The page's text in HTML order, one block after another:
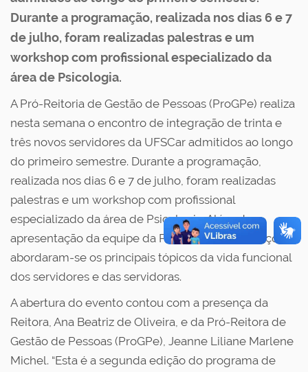
Durante a programação, realizada nos dias 6 e 7
de julho, foram realizadas palestras e um
workshop com profissional especializado da
área de Psicologia.
A Pró-Reitoria de Gestão de Pessoas (ProGPe) realiza
nesta semana o encontro de integração de trinta e
três novos servidores da UFSCar admitidos ao longo
do primeiro semestre. Durante a programação,
realizada nos dias 6 e 7 de julho, foram realizadas
palestras e um workshop com profissional
especializado da área de Psicologia. Além da
apresentação da equipe da ProGPe e seus serviços,
abordaram-se os principais tópicos da vida funcional
dos servidores e das servidoras.
A abertura do evento contou com a presença da
Reitora, Ana Beatriz de Oliveira, e da Pró-Reitora de
Gestão de Pessoas (ProGPe), Jeanne Liliane Marlene
Michel. “Esta é a segunda edição do programa de